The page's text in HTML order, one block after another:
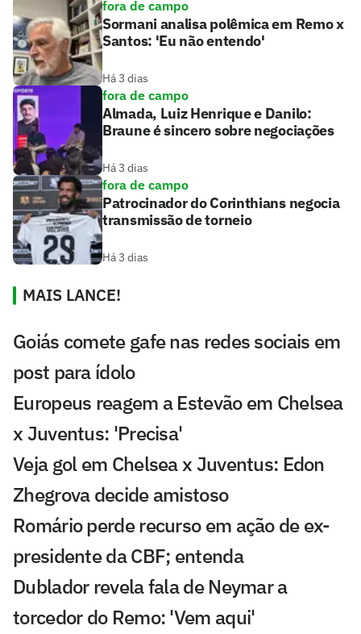
fora de campo
Sormani analisa polêmica em Remo x
Santos: 'Eu não entendo'
Há 3 dias
fora de campo
Almada, Luiz Henrique e Danilo:
Braune é sincero sobre negociações
Há 3 dias
fora de campo
Patrocinador do Corinthians negocia
transmissão de torneio
Há 3 dias
MAIS LANCE!
Goiás comete gafe nas redes sociais em
post para ídolo
Europeus reagem a Estevão em Chelsea
x Juventus: 'Precisa'
Veja gol em Chelsea x Juventus: Edon
Zhegrova decide amistoso
Romário perde recurso em ação de ex-
presidente da CBF; entenda
Dublador revela fala de Neymar a
torcedor do Remo: 'Vem aqui'